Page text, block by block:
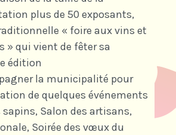
plus de 50 exposants,
« foire aux vins et
» qui vient de fêter sa
édition
la municipalité pour
de quelques événements
sapins, Salon des artisans,
Soirée des vœux du